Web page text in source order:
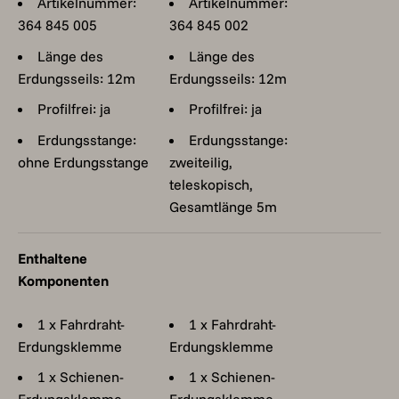
364 845 005
Länge des
Erdungsseils: 12m
Profilfrei: ja
Erdungsstange:
ohne Erdungsstange
364 845 002
Länge des
Erdungsseils: 12m
Profilfrei: ja
Erdungsstange:
zweiteilig,
teleskopisch,
Gesamtlänge 5m
Enthaltene
Komponenten
1 x Fahrdraht-
Erdungsklemme
1 x Schienen-
1 x Fahrdraht-
Erdungsklemme
1 x Schienen-